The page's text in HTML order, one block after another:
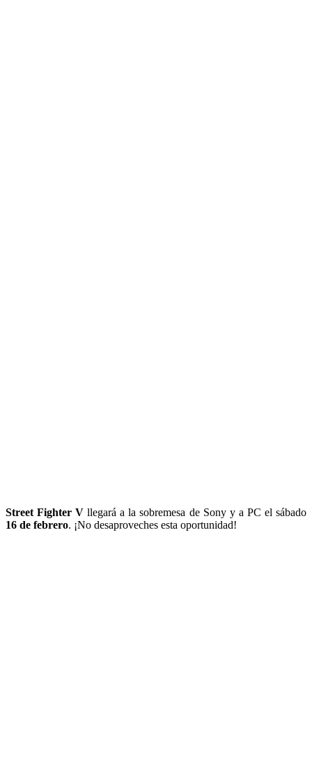
Street Fighter V llegará a la sobremesa de Sony y a PC el sábado
16 de febrero. ¡No desaproveches esta oportunidad!